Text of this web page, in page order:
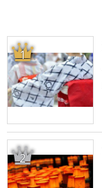
1
2